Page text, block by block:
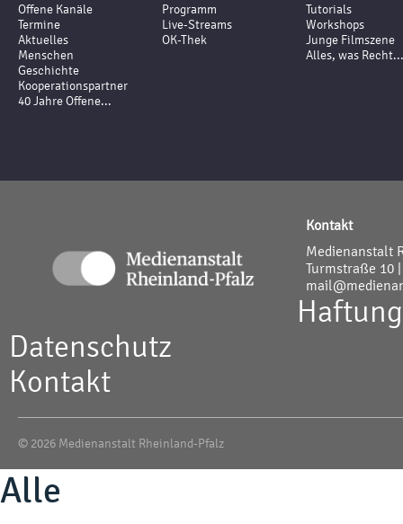
Offene Kanäle
Termine
Aktuelles
Menschen
Geschichte
Kooperationspartner
40 Jahre Offene...
Programm
Live-Streams
OK-Thek
Tutorials
Workshops
Junge Filmszene
Alles, was Recht...
Kontakt
Medienanstalt
Turmstraße 10
Datenschutz
Kontakt
© 2026 Medienanstalt Rheinland-Pfalz
Alle